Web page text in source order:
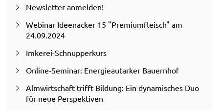
Newsletter anmelden!
Webinar Ideenacker 15 "Premiumfleisch" am
24.09.2024
Imkerei-Schnupperkurs
Online-Seminar: Energieautarker Bauernhof
Almwirtschaft trifft Bildung: Ein dynamisches Duo
für neue Perspektiven